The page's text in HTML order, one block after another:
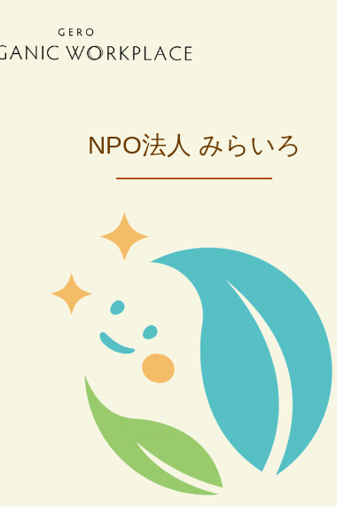
NPO法人 みらいろ